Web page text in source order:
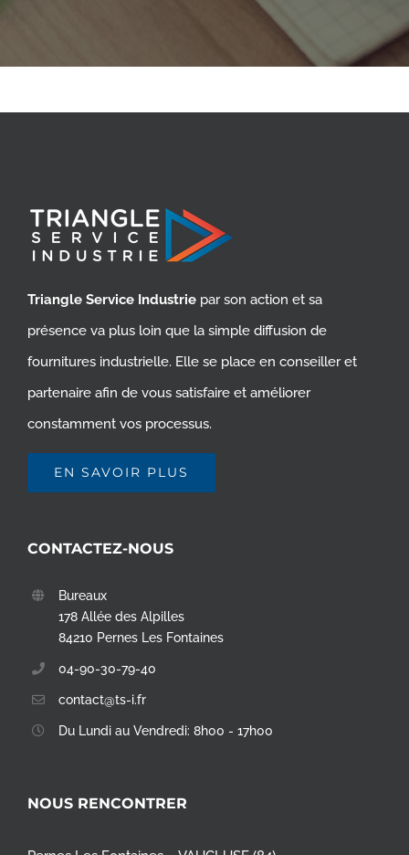
Triangle Service Industrie par son action et sa
présence va plus loin que la simple diffusion de
fournitures industrielle. Elle se place en conseiller et
partenaire afin de vous satisfaire et améliorer
constamment vos processus.
EN SAVOIR PLUS
CONTACTEZ-NOUS
Bureaux
178 Allée des Alpilles
84210 Pernes Les Fontaines
04-90-30-79-40
contact@ts-i.fr
Du Lundi au Vendredi: 8h00 - 17h00
NOUS RENCONTRER